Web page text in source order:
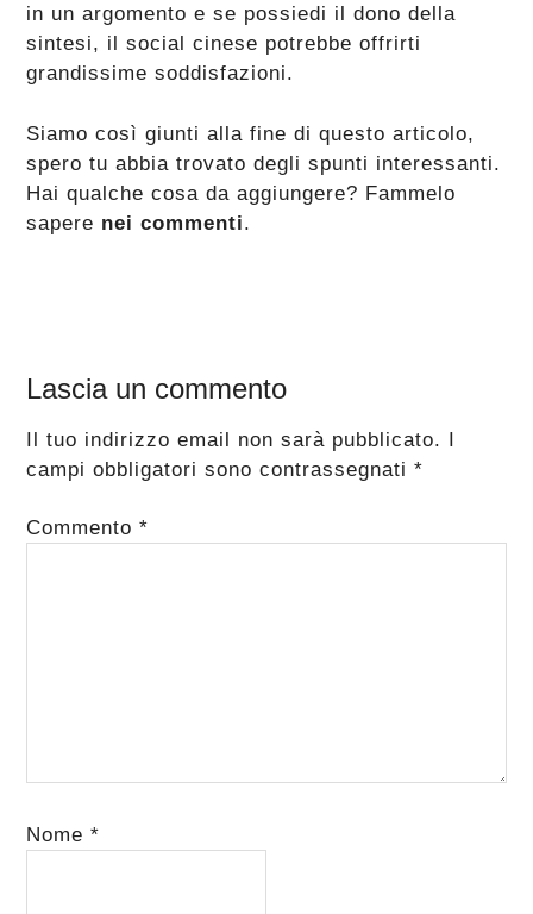
in un argomento e se possiedi il dono della
sintesi, il social cinese potrebbe offrirti
grandissime soddisfazioni.
Siamo così giunti alla fine di questo articolo,
spero tu abbia trovato degli spunti interessanti.
Hai qualche cosa da aggiungere? Fammelo
sapere nei commenti.
Interazioni
del
lettore
Lascia un commento
Il tuo indirizzo email non sarà pubblicato. I
campi obbligatori sono contrassegnati*
Commento*
Nome*